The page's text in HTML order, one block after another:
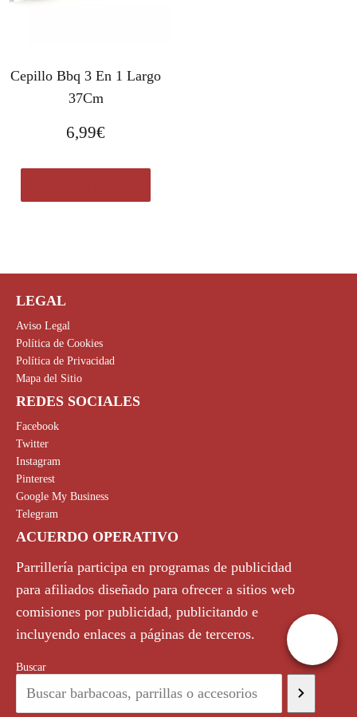
Cepillo Bbq 3 En 1 Largo
37Cm
6,99€
LEGAL
Aviso Legal
Política de Cookies
Política de Privacidad
Mapa del Sitio
REDES SOCIALES
Facebook
Twitter
Instagram
Pinterest
Google My Business
Telegram
ACUERDO OPERATIVO
Parrillería participa en programas de publicidad
para afiliados diseñado para ofrecer a sitios web
comisiones por publicidad, publicitando e
incluyendo enlaces a páginas de terceros.
Buscar